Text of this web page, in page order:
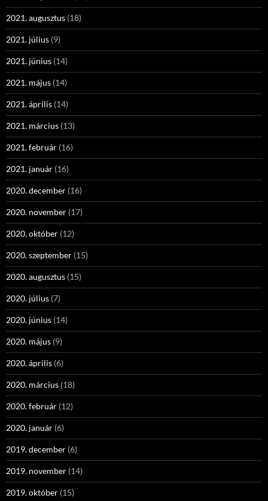
2021. augusztus (18)
2021. július (9)
2021. június (14)
2021. május (14)
2021. április (14)
2021. március (13)
2021. február (16)
2021. január (16)
2020. december (16)
2020. november (17)
2020. október (12)
2020. szeptember (15)
2020. augusztus (15)
2020. július (7)
2020. június (14)
2020. május (9)
2020. április (6)
2020. március (18)
2020. február (12)
2020. január (6)
2019. december (6)
2019. november (14)
2019. október (15)